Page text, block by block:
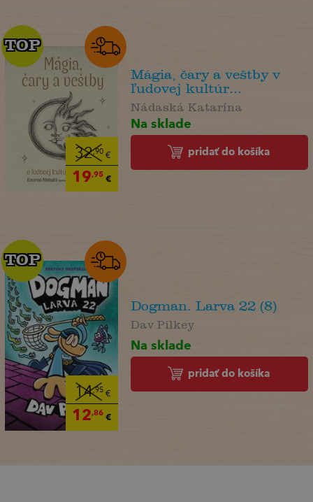
32,90€
19,95€
TOP
TOP
Mágia, čary a veštby v
ľudovej kultúr...
Nádaská Katarína
Na sklade
pridať do košíka
14,95€
12,86€
TOP
TOP
Dogman. Larva 22 (8)
Dav Pilkey
Na sklade
pridať do košíka